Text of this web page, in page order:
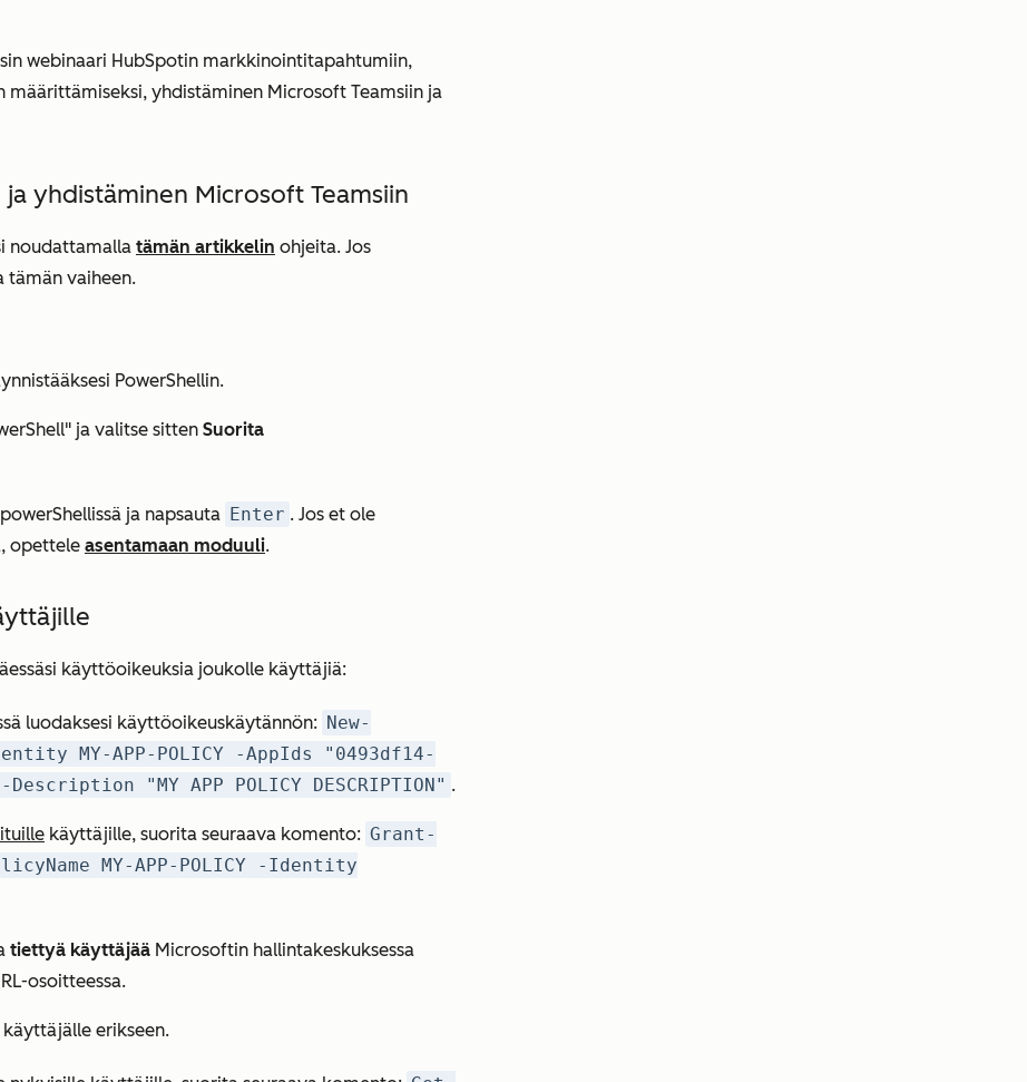
webinaari HubSpotin markkinointitapahtumiin,
määrittämiseksi, yhdistäminen Microsoft Teamsiin ja
yhdistäminen Microsoft Teamsiin
noudattamalla tämän artikkelin ohjeita. Jos
tämän vaiheen.
PowerShellin.
ja valitse sitten Suorita
powerShellissä ja napsauta Enter . Jos et ole
opettele asentamaan moduuli.
käyttöoikeuksia joukolle käyttäjiä:
luodaksesi käyttöoikeuskäytännön: New-
MY-APP-POLICY -AppIds "0493df14-
"MY APP POLICY DESCRIPTION" .
käyttäjille, suorita seuraava komento: Grant-
MY-APP-POLICY -Identity
tiettyä käyttäjää Microsoftin hallintakeskuksessa
osoitteessa.
erikseen.